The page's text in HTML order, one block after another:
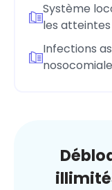
Système
les atteintes
Infections